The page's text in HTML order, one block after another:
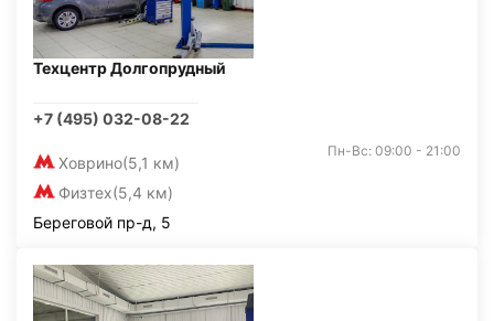
Техцентр Долгопрудный
+7 (495) 032-08-22
Ховрино(5,1 км)
Физтех(5,4 км)
Пн-Вс: 09:00 - 21:00
Береговой пр-д, 5